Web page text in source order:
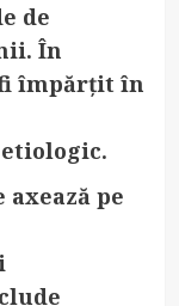
de
În
împărțit în
pe